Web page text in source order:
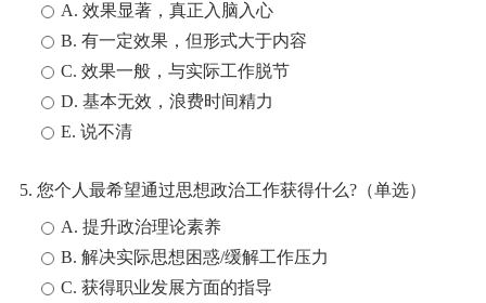
A. 效果显著，真正入脑入心
B. 有一定效果，但形式大于内容
C. 效果一般，与实际工作脱节
D. 基本无效，浪费时间精力
E. 说不清
5. 您个人最希望通过思想政治工作获得什么?（单选）
A. 提升政治理论素养
B. 解决实际思想困惑/缓解工作压力
C. 获得职业发展方面的指导